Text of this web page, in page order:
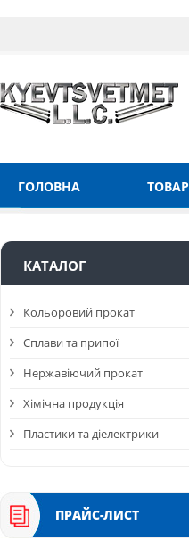
ГОЛОВНА ТОВАР
КАТАЛОГ
Кольоровий прокат
Сплави та припої
Нержавіючий прокат
Хімічна продукція
Пластики та діелектрики
ПРАЙС-ЛИСТ